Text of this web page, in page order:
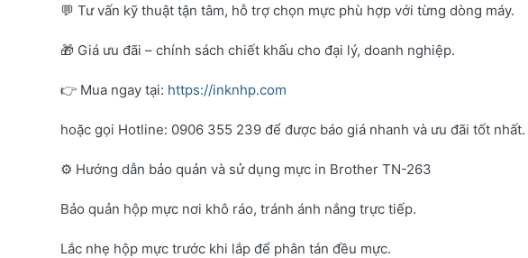
💬 Tư vấn kỹ thuật tận tâm, hỗ trợ chọn mực phù hợp với từng dòng máy.
🎁 Giá ưu đãi – chính sách chiết khấu cho đại lý, doanh nghiệp.
👉 Mua ngay tại: https://inknhp.com
hoặc gọi Hotline: 0906 355 239 để được báo giá nhanh và ưu đãi tốt nhất.
⚙️ Hướng dẫn bảo quản và sử dụng mực in Brother TN-263
Bảo quản hộp mực nơi khô ráo, tránh ánh nắng trực tiếp.
Lắc nhẹ hộp mực trước khi lắp để phân tán đều mực.